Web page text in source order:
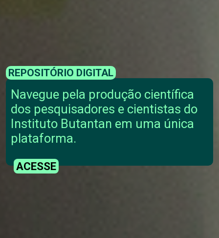
REPOSITÓRIO DIGITAL
Navegue pela produção científica
dos pesquisadores e cientistas do
Instituto Butantan em uma única
plataforma.
ACESSE